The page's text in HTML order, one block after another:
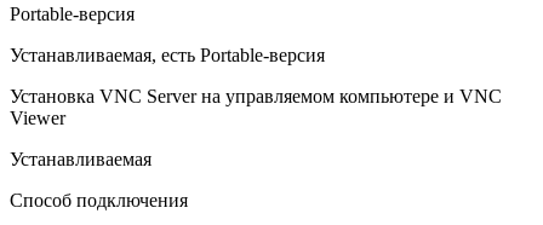
Portable-версия
Устанавливаемая, есть Portable-версия
Установка VNC Server на управляемом компьютере и VNC
Viewer
Устанавливаемая
Способ подключения